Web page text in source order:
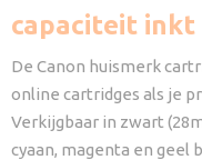
capaciteit inkt
De Canon huismerk
online cartridges als je
Verkijgbaar in zwart
cyaan, magenta en geel